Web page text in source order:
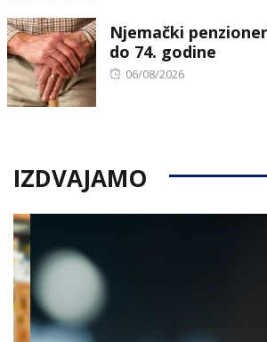
Njemački
do 74. godine
Posted
06/08/2026
IZDVAJAMO